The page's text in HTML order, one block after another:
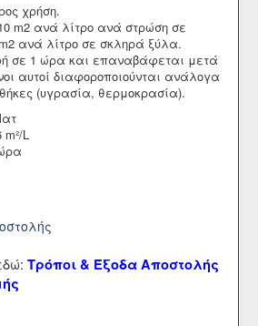
χρήση.
m2 ανά λίτρο ανά στρώση σε
ανά λίτρο σε σκληρά ξύλα.
σε 1 ώρα και επαναβάφεται μετά
αυτοί διαφοροποιούνται ανάλογα
(υγρασία, θερμοκρασία).
m²/L
Τρόποι & Έξοδα Αποστολής